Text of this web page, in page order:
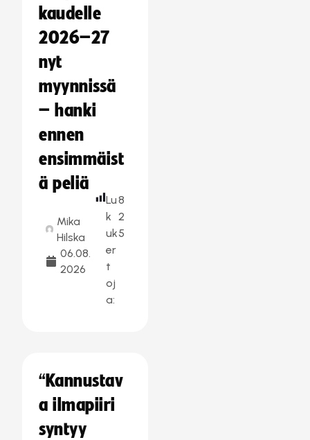
kaudelle
2026–27
nyt
myynnissä
– hanki
ennen
ensimmäist
ä peliä
Mika
Hilska
06.08.
2026
Lu
k
uk
er
t
oj
a:
8
2
5
“Kannustav
a ilmapiiri
syntyy